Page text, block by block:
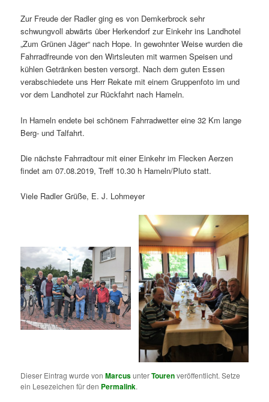
Zur Freude der Radler ging es von Demkerbrock sehr
schwungvoll abwärts über Herkendorf zur Einkehr ins Landhotel
„Zum Grünen Jäger“ nach Hope. In gewohnter Weise wurden die
Fahrradfreunde von den Wirtsleuten mit warmen Speisen und
kühlen Getränken besten versorgt. Nach dem guten Essen
verabschiedete uns Herr Rekate mit einem Gruppenfoto im und
vor dem Landhotel zur Rückfahrt nach Hameln.
In Hameln endete bei schönem Fahrradwetter eine 32 Km lange
Berg- und Talfahrt.
Die nächste Fahrradtour mit einer Einkehr im Flecken Aerzen
findet am 07.08.2019, Treff 10.30 h Hameln/Pluto statt.
Viele Radler Grüße, E. J. Lohmeyer
Dieser Eintrag wurde vonMarcusunterTourenveröffentlicht. Setze
ein Lesezeichen für den Permalink.